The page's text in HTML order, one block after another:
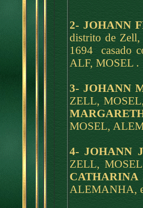
2- JOHANN
distrito de
1694 casado
ALF, MOSEL .
3- JOHANN
ZELL,
MOSEL,
4- JOHANN
ZELL,
CATHARINA
ALEMANHA,